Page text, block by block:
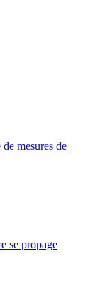
mesures de
se propage